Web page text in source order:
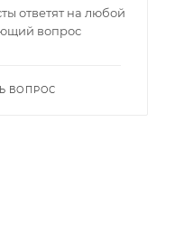
ответят на любой
вопрос
ВОПРОС